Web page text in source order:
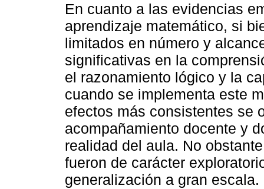
En cuanto a las evidencias
aprendizaje matemático, si
limitados en número y
significativas en la
el razonamiento lógico y la
cuando se implementa este
efectos más consistentes se
acompañamiento docente y
realidad del aula. No
fueron de carácter
generalización a gran escala.